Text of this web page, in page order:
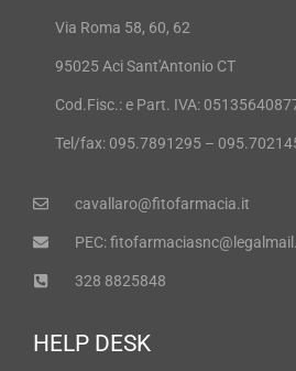
Via Roma 58, 60, 62
95025 Aci Sant'Antonio CT
Cod.Fisc.: e Part. IVA:
Tel/fax: 095.7891295 –
cavallaro@fitofarmacia.it
PEC:
328 8825848
HELP DESK